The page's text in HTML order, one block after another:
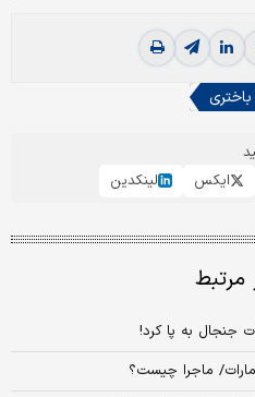
باختری
ایکس لینکدین
مرتبط
جنجال به پا کرد!
ماجرا چیست؟